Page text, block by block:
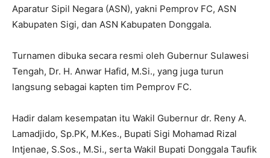
Aparatur Sipil Negara (ASN), yakni Pemprov FC, ASN
Kabupaten Sigi, dan ASN Kabupaten Donggala.
Turnamen dibuka secara resmi oleh Gubernur Sulawesi
Tengah, Dr. H. Anwar Hafid, M.Si., yang juga turun
langsung sebagai kapten tim Pemprov FC.
Hadir dalam kesempatan itu Wakil Gubernur dr. Reny A.
Lamadjido, Sp.PK, M.Kes., Bupati Sigi Mohamad Rizal
Intjenae, S.Sos., M.Si., serta Wakil Bupati Donggala Taufik